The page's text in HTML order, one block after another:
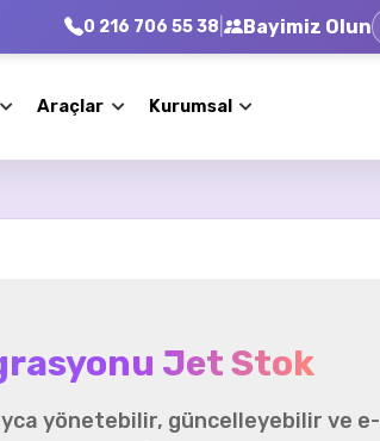
0 216 706 55 38 Bayimiz Olun
Araçlar Kurumsal
Jet Stok
yönetebilir, güncelleyebilir ve e-